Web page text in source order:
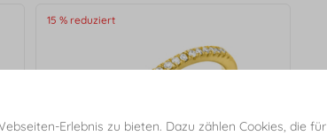
15 % reduziert
Erlebnis zu bieten. Dazu zählen Cookies, die für